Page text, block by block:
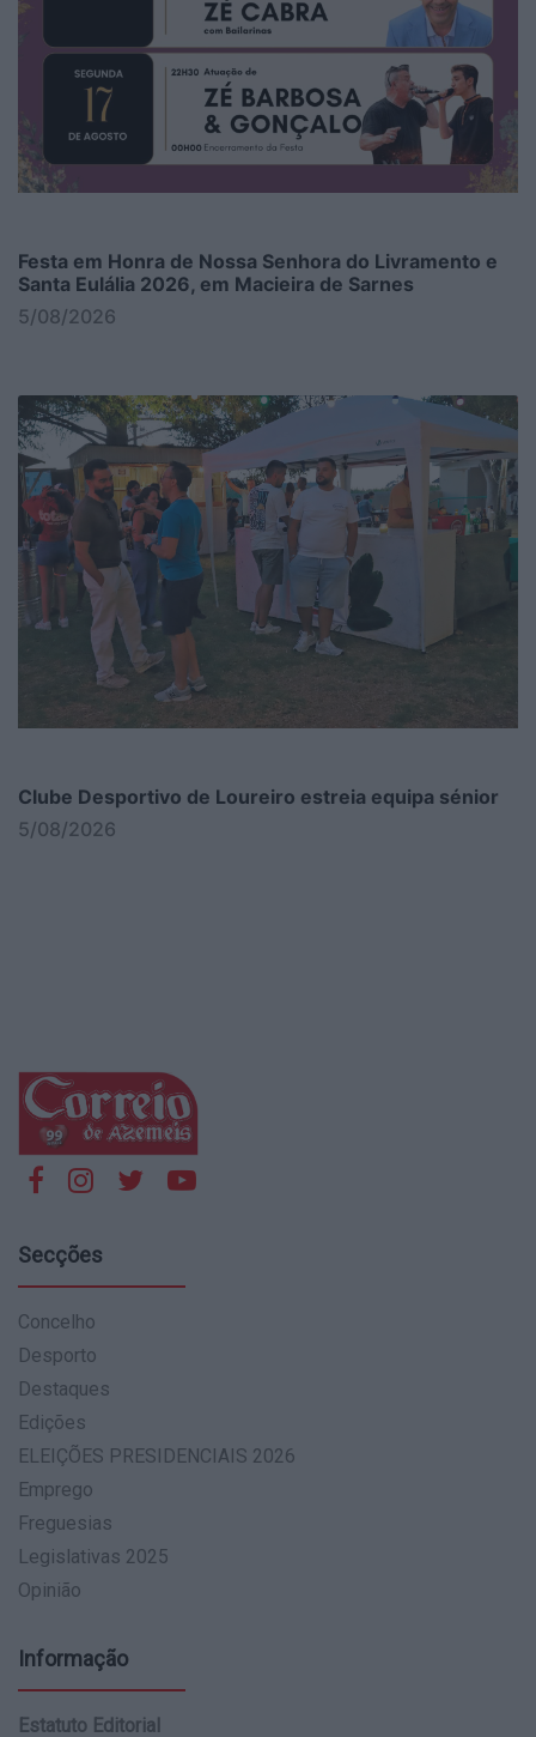
Festa em Honra de Nossa Senhora do Livramento e
Santa Eulália 2026, em Macieira de Sarnes
5/08/2026
Clube Desportivo de Loureiro estreia equipa sénior
5/08/2026
Secções
Concelho
Desporto
Destaques
Edições
ELEIÇÕES PRESIDENCIAIS 2026
Emprego
Freguesias
Legislativas 2025
Opinião
Informação
Estatuto Editorial